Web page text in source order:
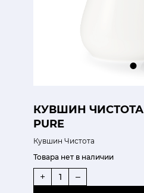
КУВШИН ЧИСТОТА
PURE
Кувшин Чистота
Товара нет в наличии
+ –